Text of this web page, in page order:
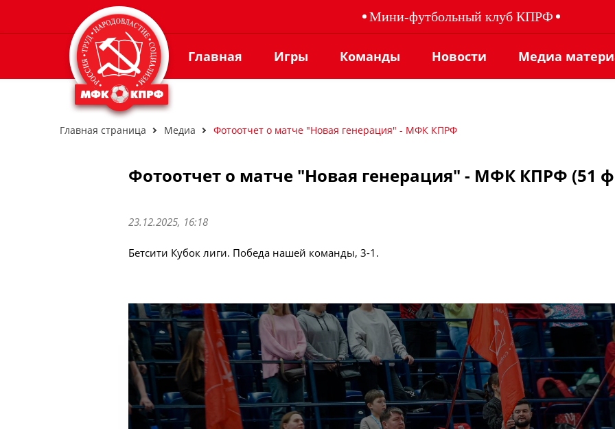
Мини-футбольный клуб КПРФ
Главная Игры Команды Новости Медиа
Главная страница Медиа Фотоотчет о матче "Новая генерация" - МФК КПРФ
Фотоотчет о матче "Новая генерация" - МФК КПРФ (51
23.12.2025, 16:18
Бетсити Кубок лиги. Победа нашей команды, 3-1.